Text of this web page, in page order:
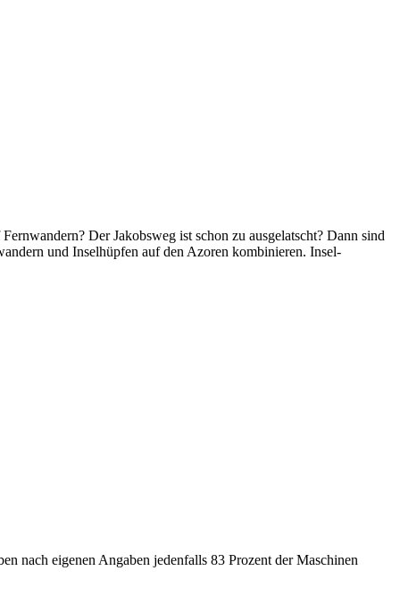
Der Jakobsweg ist schon zu ausgelatscht? Dann sind
und Inselhüpfen auf den Azoren kombinieren. Insel-
nach eigenen Angaben jedenfalls 83 Prozent der Maschinen